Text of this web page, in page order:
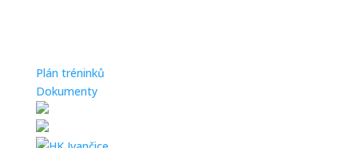
Plán tréninků
Dokumenty